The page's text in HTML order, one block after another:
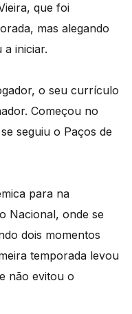
que foi
mas alegando
a iniciar.
o seu currículo
Começou no
seguiu o Paços de
para na
Nacional, onde se
dois momentos
temporada levou
não evitou o